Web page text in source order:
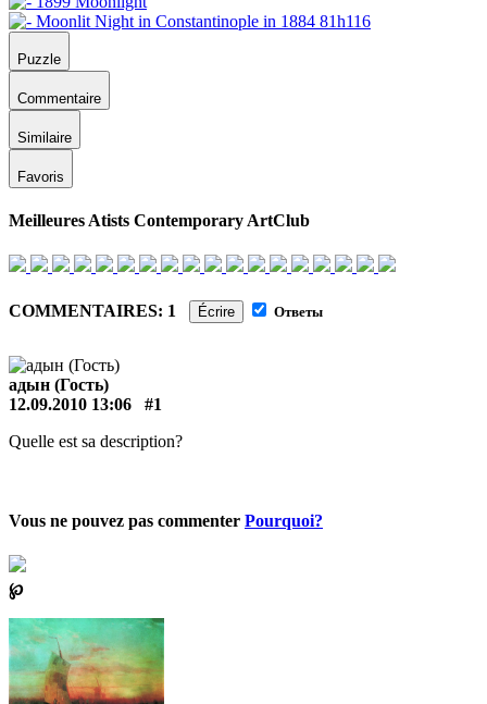
Puzzle
Commentaire
Similaire
Favoris
Meilleures Atists Contemporary ArtClub
COMMENTAIRES: 1 Écrire Ответы
адын (Гость)
12.09.2010 13:06
#1
Quelle est sa description?
Vous ne pouvez pas commenter Pourquoi?
℘